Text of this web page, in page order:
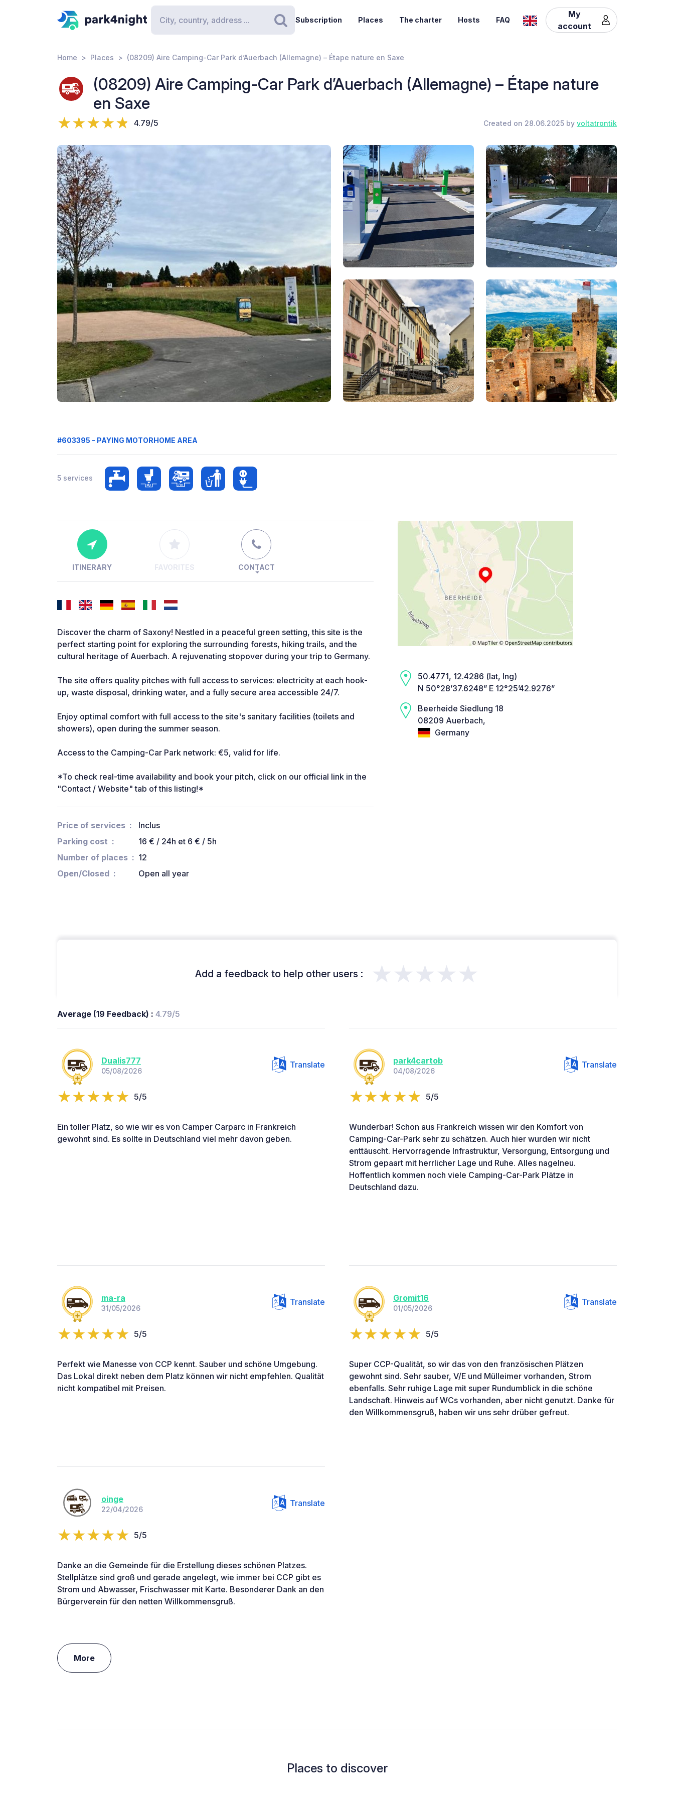
Search
Subscription Places The charter Hosts FAQ
My
account
Home Places (08209) Aire Camping-Car Park d’Auerbach (Allemagne) – Étape nature en Saxe
(08209) Aire Camping-Car Park d’Auerbach (Allemagne) – Étape nature
en Saxe
4.79/5 Created on 28.06.2025 by voltatrontik
#603395 - PAYING MOTORHOME AREA
5 services
ITINERARY FAVORITES CONTACT
Discover the charm of Saxony! Nestled in a peaceful green setting, this site is the
perfect starting point for exploring the surrounding forests, hiking trails, and the
cultural heritage of Auerbach. A rejuvenating stopover during your trip to Germany.
The site offers quality pitches with full access to services: electricity at each hook-
up, waste disposal, drinking water, and a fully secure area accessible 24/7.
Enjoy optimal comfort with full access to the site's sanitary facilities (toilets and
showers), open during the summer season.
Access to the Camping-Car Park network: €5, valid for life.
*To check real-time availability and book your pitch, click on our official link in the
"Contact / Website" tab of this listing!*
Price of services
Inclus
Parking cost
16 € / 24h et 6 € / 5h
Number of places
12
Open/Closed
Open all year
50.4771, 12.4286 (lat, lng)
N 50°28’37.6248” E 12°25’42.9276”
Beerheide Siedlung 18
08209 Auerbach,
Germany
Add a feedback to help other users : ★★★★★
Average (19 Feedback) : 4.79/5
Dualis777
05/08/2026
Translate
5/5
Ein toller Platz, so wie wir es von Camper Carparc in Frankreich
gewohnt sind. Es sollte in Deutschland viel mehr davon geben.
park4cartob
04/08/2026
Translate
5/5
Wunderbar! Schon aus Frankreich wissen wir den Komfort von
Camping-Car-Park sehr zu schätzen. Auch hier wurden wir nicht
enttäuscht. Hervorragende Infrastruktur, Versorgung, Entsorgung und
Strom gepaart mit herrlicher Lage und Ruhe. Alles nagelneu.
Hoffentlich kommen noch viele Camping-Car-Park Plätze in
Deutschland dazu.
ma-ra
31/05/2026
Translate
5/5
Perfekt wie Manesse von CCP kennt. Sauber und schöne Umgebung.
Das Lokal direkt neben dem Platz können wir nicht empfehlen. Qualität
nicht kompatibel mit Preisen.
Gromit16
01/05/2026
Translate
5/5
Super CCP-Qualität, so wir das von den französischen Plätzen
gewohnt sind. Sehr sauber, V/E und Mülleimer vorhanden, Strom
ebenfalls. Sehr ruhige Lage mit super Rundumblick in die schöne
Landschaft. Hinweis auf WCs vorhanden, aber nicht genutzt. Danke für
den Willkommensgruß, haben wir uns sehr drüber gefreut.
oinge
22/04/2026
Translate
5/5
Danke an die Gemeinde für die Erstellung dieses schönen Platzes.
Stellplätze sind groß und gerade angelegt, wie immer bei CCP gibt es
Strom und Abwasser, Frischwasser mit Karte. Besonderer Dank an den
Bürgerverein für den netten Willkommensgruß.
More
Places to discover